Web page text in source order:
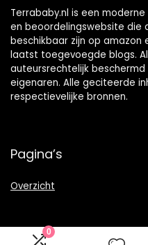
0
Terrababy.nl is een
en beoordelingswebsite die
beschikbaar zijn op
laatst toegevoegde blogs.
auteursrechtelijk
eigenaren. Alle geciteerde
respectievelijke bronnen.
Pagina’s
Overzicht